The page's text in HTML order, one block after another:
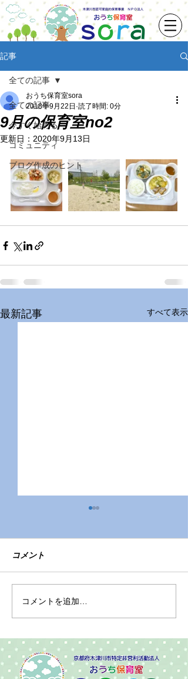
記事
全ての記事
今すぐ始める
コミュニティ
ブログ作成のヒント
全ての記事
9月の保育室no2
おうち保育室sora
2018年9月22日 読了時間: 0分
更新日： 2020年9月13日
最新記事 すべて表示
令和7年度園児募集
コメント
コメントを追加…